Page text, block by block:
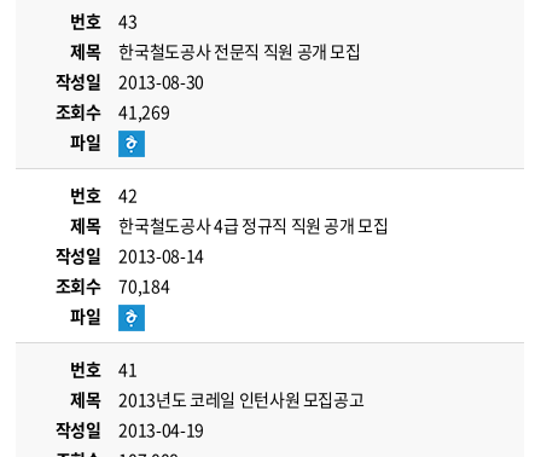
번호
43
제목
한국철도공사 전문직 직원 공개 모집
작성일
2013-08-30
조회수
41,269
파일
번호
42
제목
한국철도공사 4급 정규직 직원 공개 모집
작성일
2013-08-14
조회수
70,184
파일
번호
41
제목
2013년도 코레일 인턴사원 모집공고
작성일
2013-04-19